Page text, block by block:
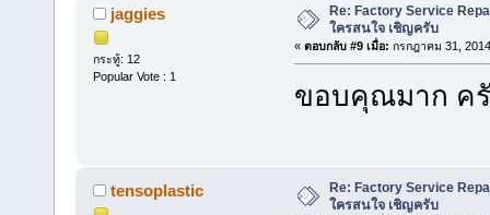
jaggies
กระทู้: 12
Popular Vote : 1
Re: Factory Service
ใครสนใจ เชิญครับ
« ตอบกลับ #9 เมื่อ: กรกฎาคม 31,
ขอบคุณมาก ค
tensoplastic
Re: Factory Service
ใครสนใจ เชิญครับ